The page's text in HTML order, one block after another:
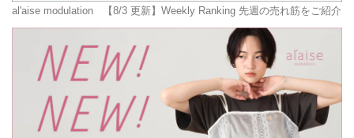
al'aise modulation 【8/3 更新】Weekly Ranking 先週の売れ筋をご紹介